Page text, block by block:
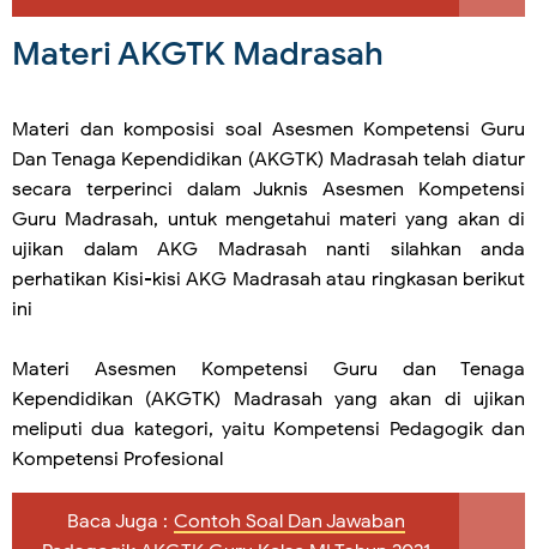
Materi AKGTK Madrasah
Materi dan komposisi soal Asesmen Kompetensi Guru
Dan Tenaga Kependidikan (AKGTK) Madrasah telah diatur
secara terperinci dalam Juknis Asesmen Kompetensi
Guru Madrasah, untuk mengetahui materi yang akan di
ujikan dalam AKG Madrasah nanti silahkan anda
perhatikan Kisi-kisi AKG Madrasah atau ringkasan berikut
ini
Materi Asesmen Kompetensi Guru dan Tenaga
Kependidikan (AKGTK) Madrasah yang akan di ujikan
meliputi dua kategori, yaitu Kompetensi Pedagogik dan
Kompetensi Profesional
Baca Juga : Contoh Soal Dan Jawaban